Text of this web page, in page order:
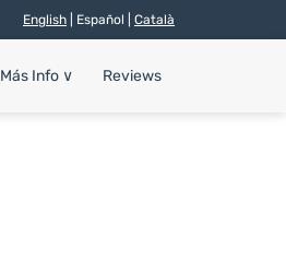
English | Español | Català
Más Info ∨ Reviews